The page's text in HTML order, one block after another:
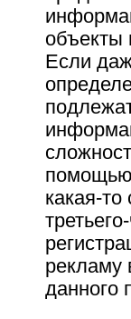
объекты
Если
помощью
какая-
рекламу
данного